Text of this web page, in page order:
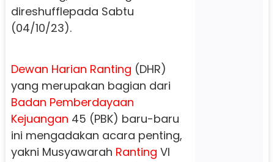
direshufflepada Sabtu
(04/10/23).
Dewan Harian Ranting (DHR)
yang merupakan bagian dari
Badan Pemberdayaan
Kejuangan 45 (PBK) baru-baru
ini mengadakan acara penting,
yakni Musyawarah Ranting Vl